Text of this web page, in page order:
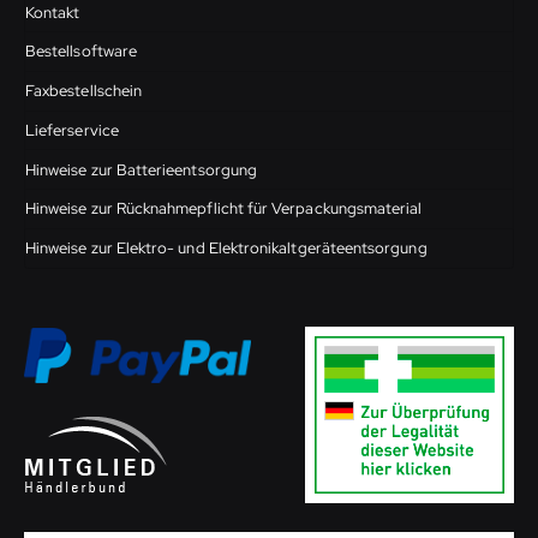
Kontakt
Bestellsoftware
Faxbestellschein
Lieferservice
Hinweise zur Batterieentsorgung
Hinweise zur Rücknahmepflicht für Verpackungsmaterial
Hinweise zur Elektro- und Elektronikaltgeräteentsorgung